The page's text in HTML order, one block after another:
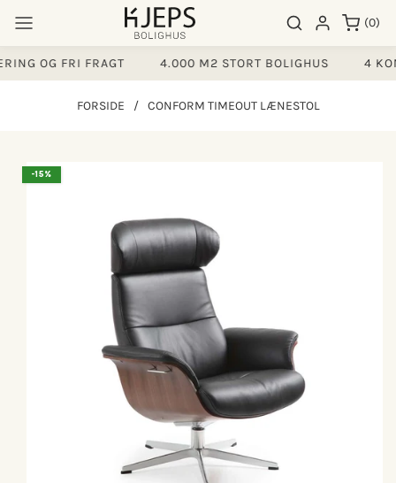
indhold
Søgeresultater
Log ind (0)
0
varer
OG FRI FRAGT 4.000 M2 STORT BOLIGHUS 4
FORSIDE / CONFORM TIMEOUT LÆNESTOL
-15%
til